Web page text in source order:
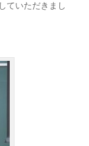
ていただきまし